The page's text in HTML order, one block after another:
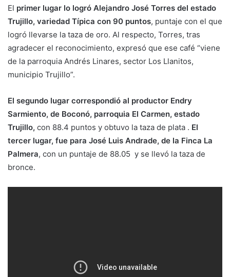
El primer lugar lo logró Alejandro José Torres del estado
Trujillo, variedad Típica con 90 puntos, puntaje con el que
logró llevarse la taza de oro. Al respecto, Torres, tras
agradecer el reconocimiento, expresó que ese café “viene
de la parroquia Andrés Linares, sector Los Llanitos,
municipio Trujillo”.
El segundo lugar correspondió al productor Endry
Sarmiento, de Boconó, parroquia El Carmen, estado
Trujillo, con 88.4 puntos y obtuvo la taza de plata . El
tercer lugar, fue para José Luis Andrade, de la Finca La
Palmera, con un puntaje de 88.05 y se llevó la taza de
bronce.